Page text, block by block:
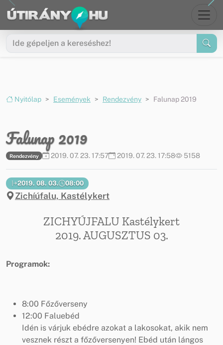
Ugrás a menüre
Ugrás a tartalomra
Nyitólap Események Rendezvény Falunap 2019
Falunap 2019
Rendezvény 2019. 07. 23. 17:57 2019. 07. 23. 17:58 5158
2019. 08. 03. 08:00
Zichíúfalu, Kastélykert
ZICHYÚJFALU Kastélykert
2019. AUGUSZTUS 03.
Programok:
8:00 Főzőverseny
12:00 Faluebéd
Idén is várjuk ebédre azokat a lakosokat, akik nem
vesznek részt a főzőversenyen! Ebéd után lángos